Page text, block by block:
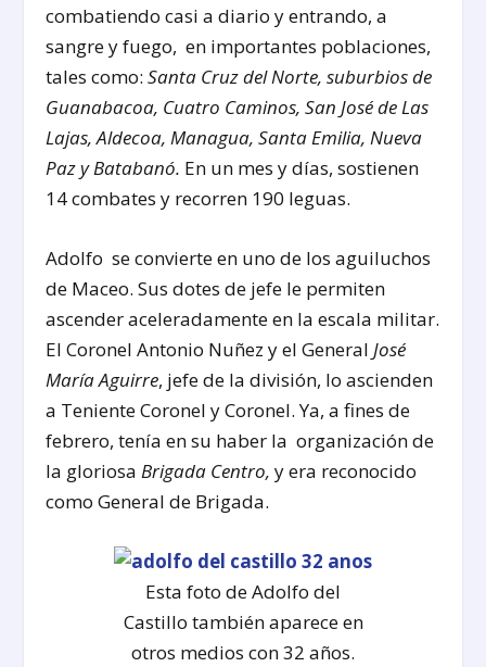
combatiendo casi a diario y entrando, a
sangre y fuego, en importantes poblaciones,
tales como:Santa Cruz del Norte, suburbios de
Guanabacoa, Cuatro Caminos, San José de Las
Lajas, Aldecoa, Managua, Santa Emilia, Nueva
Paz y Batabanó. En un mes y días, sostienen
14 combates y recorren 190 leguas.
Adolfo se convierte en uno de los aguiluchos
de Maceo. Sus dotes de jefe le permiten
ascender aceleradamente en la escala militar.
El Coronel Antonio Nuñez y el GeneralJosé
María Aguirre, jefe de la división, lo ascienden
a Teniente Coronel y Coronel. Ya, a fines de
febrero, tenía en su haber la organización de
la gloriosaBrigada Centro,y era reconocido
como General de Brigada.
Esta foto de Adolfo del
Castillo también aparece en
otros medios con 32 años.